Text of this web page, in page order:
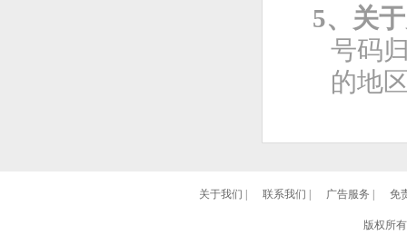
5、关
号码
的地
关于我们 联系我们 广告服务 免
版权所